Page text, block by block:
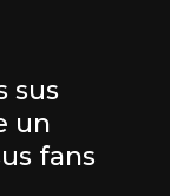
sus
un
fans